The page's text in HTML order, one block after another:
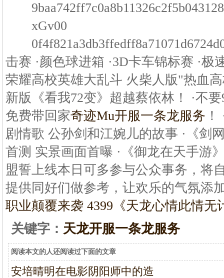
xGv00
击赛 ·颜色球进箱 ·3D卡车锦标赛 ·极
荣耀高校英雄大乱斗 火柴人版"热血
新版《看我72变》超越蔡依林！ ·不
免费带回家奇迹Mu开服一条龙服务
剧情歌 公孙剑和江婉儿的故事 ·《剑
首测 实景画面首曝 ·《御龙在天手游
盟誓上线本日可多参与公众事务，将
提供同好们做参考，让欢乐的气氛添
职业颠覆来袭 4399《天龙心情此情无
关键字： 天龙开服一条龙服务
阅读本文的人还阅读过下面的文章
安培晴明在电影阴阳师中的造